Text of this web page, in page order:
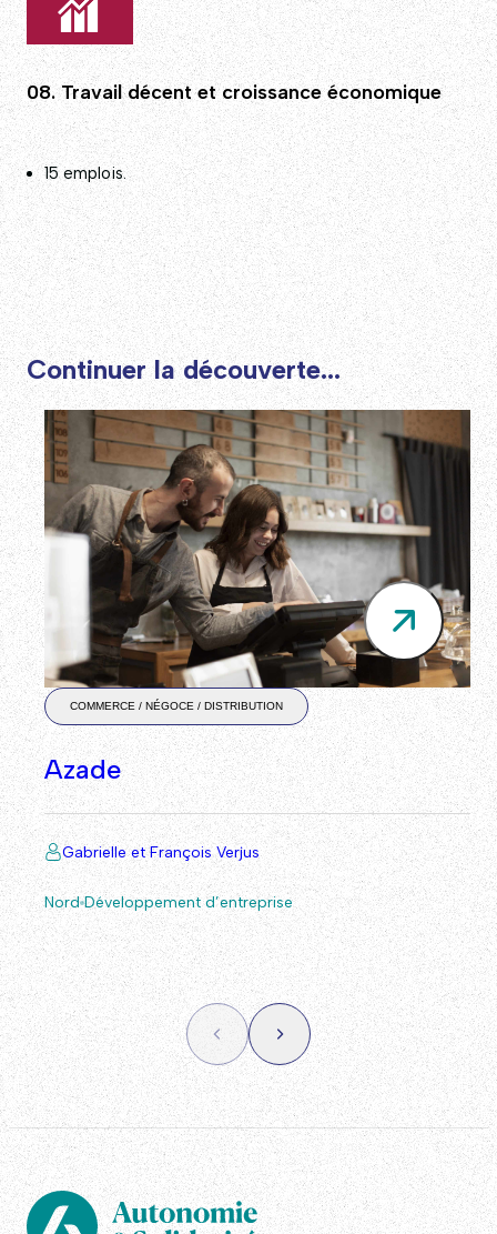
08. Travail décent et croissance économique
15 emplois.
Continuer la découverte...
COMMERCE / NÉGOCE / DISTRIBUTION
Azade
Gabrielle et François Verjus
Nord Développement d’entreprise